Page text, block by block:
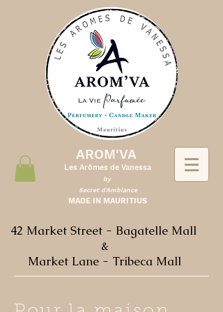
AROM'VA
Les Arômes de Vanessa
by
Secret d'Ambiance
MADE IN MAURITIUS
42 Market Street - Bagatelle Mall
&
Market Lane - Tribeca Mall